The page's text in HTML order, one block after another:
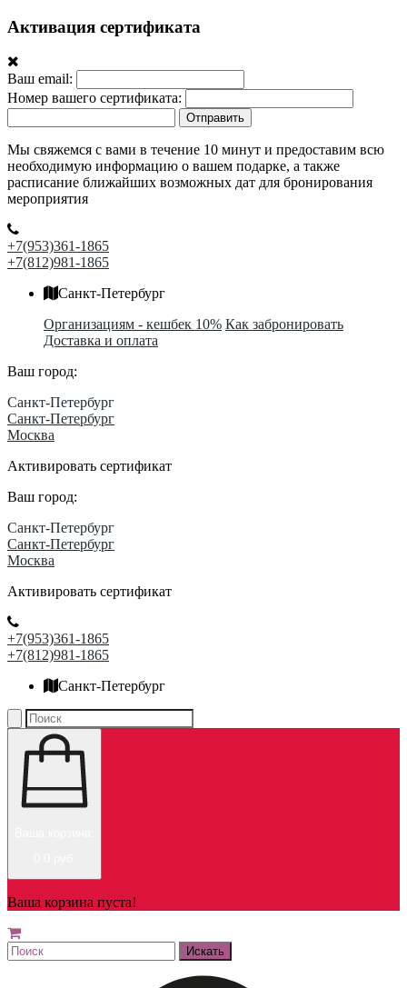
Активация сертификата
Ваш email:
Номер вашего сертификата:
Отправить
Мы свяжемся с вами в течение 10 минут и предоставим всю
необходимую информацию о вашем подарке, а также
расписание ближайших возможных дат для бронирования
мероприятия
+7(953)361-1865
+7(812)981-1865
Санкт-Петербург
Организациям - кешбек 10% Как забронировать
Доставка и оплата
Ваш город:
Санкт-Петербург
Санкт-Петербург
Москва
Активировать сертификат
Ваш город:
Санкт-Петербург
Санкт-Петербург
Москва
Активировать сертификат
+7(953)361-1865
+7(812)981-1865
Санкт-Петербург
Ваша корзина пуста!